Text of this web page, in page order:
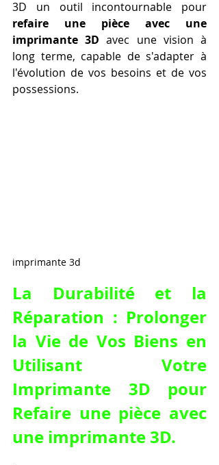
refaire une pièce avec une
imprimante 3D avec une vision à
long terme, capable de s'adapter à
l'évolution de vos besoins et de vos
possessions.
imprimante 3d
La Durabilité et la
Réparation : Prolonger
la Vie de Vos Biens en
Utilisant Votre
Refaire une pièce avec
une imprimante 3D.